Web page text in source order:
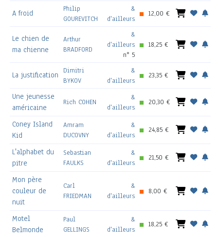
A froid
Philip
GOUREVITCH
&
d'ailleurs
12,00 €
Le chien de
ma chienne
Arthur
BRADFORD
&
d'ailleurs
n° 5
18,25 €
La justification
Dimitri
BYKOV
&
d'ailleurs
23,35 €
Une jeunesse
américaine
Rich COHEN
&
d'ailleurs
20,30 €
Coney Island
Kid
Amram
DUCOVNY
&
d'ailleurs
24,85 €
L'alphabet du
pitre
Sebastian
FAULKS
&
d'ailleurs
21,50 €
Mon père
couleur de
nuit
Carl
FRIEDMAN
&
d'ailleurs
8,00 €
Motel
Belmonde
Paul
GELLINGS
&
d'ailleurs
18,25 €